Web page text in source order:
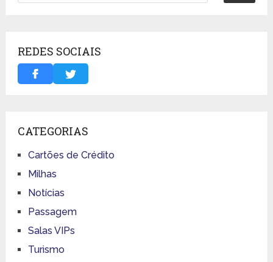
REDES SOCIAIS
CATEGORIAS
Cartões de Crédito
Milhas
Notícias
Passagem
Salas VIPs
Turismo